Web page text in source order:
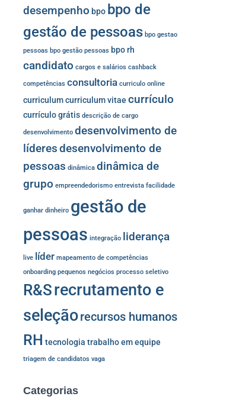
desempenho bpo bpo de
gestão de pessoas bpo gestao
pessoas bpo gestão pessoas bpo rh
candidato cargos e salários cashback
competências consultoria curriculo online
curriculum curriculum vitae currículo
currículo grátis descrição de cargo
desenvolvimento desenvolvimento de
líderesdesenvolvimento de
pessoas dinâmica dinâmica de
grupo empreendedorismo entrevista facilidade
ganhar dinheiro gestão de
pessoas integração liderança
live líder mapeamento de competências
onboarding pequenos negócios processo seletivo
R&Srecrutamento e
seleçãorecursos humanos
RH tecnologia trabalho em equipe
triagem de candidatos vaga
Categorias